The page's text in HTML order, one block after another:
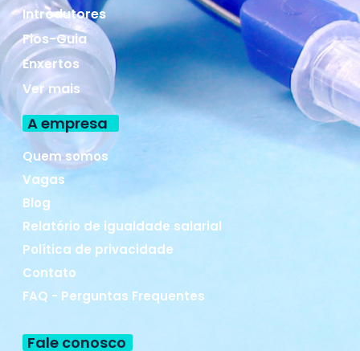
Introdutores
Fios-Guia
Enxertos
Ver mais
A empresa
Quem somos
Vagas
Blog
Relatório de igualdade salarial
Política de privacidade
Contato
FAQ - Perguntas Frequentes
Fale conosco